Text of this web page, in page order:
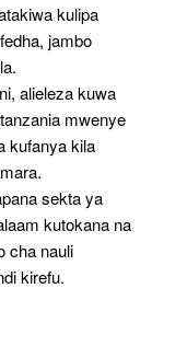
kulipa
jambo
alieleza kuwa
mwenye
kufanya kila
sekta ya
kutokana na
cha nauli
kirefu.